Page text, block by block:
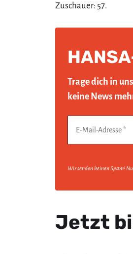
Zuschauer: 57.
Trage dich in
keine News
Wir senden keinen Spam!
Jetzt